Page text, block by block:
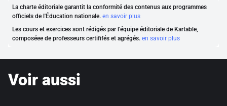
La charte éditoriale garantit la conformité des contenus aux programmes
officiels de l'Éducation nationale. en savoir plus
Les cours et exercices sont rédigés par l'équipe éditoriale de Kartable,
composéee de professeurs certififés et agrégés. en savoir plus
Voir aussi